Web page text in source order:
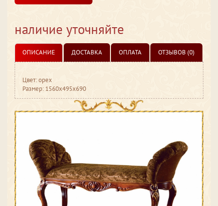
наличие уточняйте
ОПИСАНИЕ ДОСТАВКА ОПЛАТА ОТЗЫВОВ (0)
Цвет: орех
Размер: 1560x495x690